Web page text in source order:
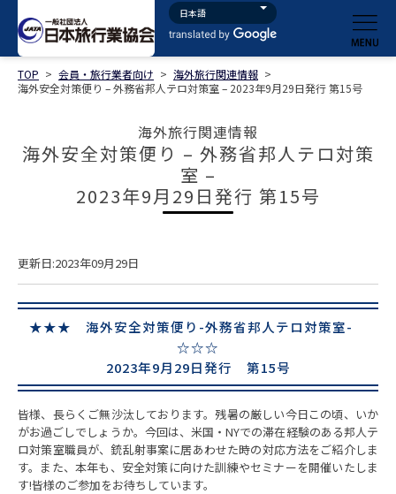
TOP > 会員・旅行業者向け > 海外旅行関連情報 >
海外安全対策便り – 外務省邦人テロ対策室 – 2023年9月29日発行 第15号
海外旅行関連情報
海外安全対策便り – 外務省邦人テロ対策
室 –
2023年9月29日発行 第15号
更新日:2023年09月29日
★★★ 海外安全対策便り-外務省邦人テロ対策室-
☆☆☆
2023年9月29日発行 第15号
皆様、長らくご無沙汰しております。残暑の厳しい今日この頃、いか
がお過ごしでしょうか。今回は、米国・NYでの滞在経験のある邦人テ
ロ対策室職員が、銃乱射事案に居あわせた時の対応方法をご紹介しま
す。また、本年も、安全対策に向けた訓練やセミナーを開催いたしま
す!皆様のご参加をお待ちしています。